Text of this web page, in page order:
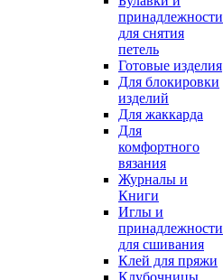
принадлежности
для снятия
петель
Готовые изделия
Для блокировки
изделий
Для жаккарда
Для
комфортного
вязания
Журналы и
Книги
Иглы и
принадлежности
для сшивания
Клей для пряжи
Клубочницы